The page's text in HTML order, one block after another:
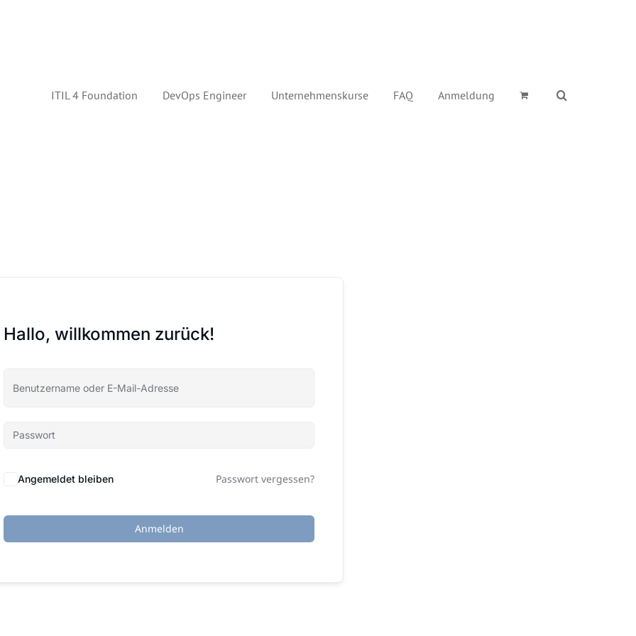
ITIL 4 Foundation DevOps Engineer Unternehmenskurse FAQ Anmeldung
Hallo, willkommen zurück!
Angemeldet bleiben Passwort vergessen?
Anmelden